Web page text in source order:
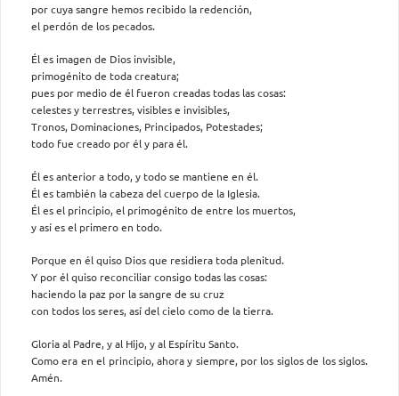
por cuya sangre hemos recibido la redención,
el perdón de los pecados.
Él es imagen de Dios invisible,
primogénito de toda creatura;
pues por medio de él fueron creadas todas las cosas:
celestes y terrestres, visibles e invisibles,
Tronos, Dominaciones, Principados, Potestades;
todo fue creado por él y para él.
Él es anterior a todo, y todo se mantiene en él.
Él es también la cabeza del cuerpo de la Iglesia.
Él es el principio, el primogénito de entre los muertos,
y así es el primero en todo.
Porque en él quiso Dios que residiera toda plenitud.
Y por él quiso reconciliar consigo todas las cosas:
haciendo la paz por la sangre de su cruz
con todos los seres, así del cielo como de la tierra.
Gloria al Padre, y al Hijo, y al Espíritu Santo.
Como era en el principio, ahora y siempre, por los siglos de los siglos.
Amén.